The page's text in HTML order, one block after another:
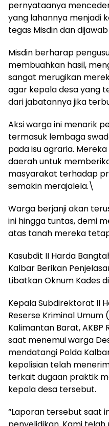
pernyataanya
yang lahannya menjadi
tegas Misdin dan
Misdin berharap
membuahkan hasil,
sangat merugikan
agar kepala desa yang
dari jabatannya jika
Aksi warga ini menarik
termasuk lembaga
pada isu agraria.
daerah untuk
masyarakat terhadap
semakin merajalela.\
Warga berjanji akan
ini hingga tuntas, demi
atas tanah mereka
Kasubdit II Harda
Kalbar Berikan
Libatkan Oknum Kades
Kepala Subdirektorat II
Reserse Kriminal
Kalimantan Barat, AKBP
saat menemui warga
mendatangi Polda
kepolisian telah
terkait dugaan praktik
kepala desa tersebut.
“Laporan tersebut saat